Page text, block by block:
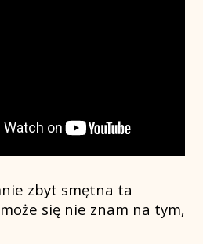
zbyt smętna ta
się nie znam na tym,